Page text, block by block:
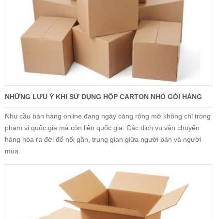
NHỮNG LƯU Ý KHI SỬ DỤNG HỘP CARTON NHỎ GÓI HÀNG
Nhu cầu bán hàng online đang ngày càng rộng mở không chỉ trong
phạm vi quốc gia mà còn liên quốc gia. Các dịch vụ vận chuyển
hàng hóa ra đời để nối gần, trung gian giữa người bán và người
mua.